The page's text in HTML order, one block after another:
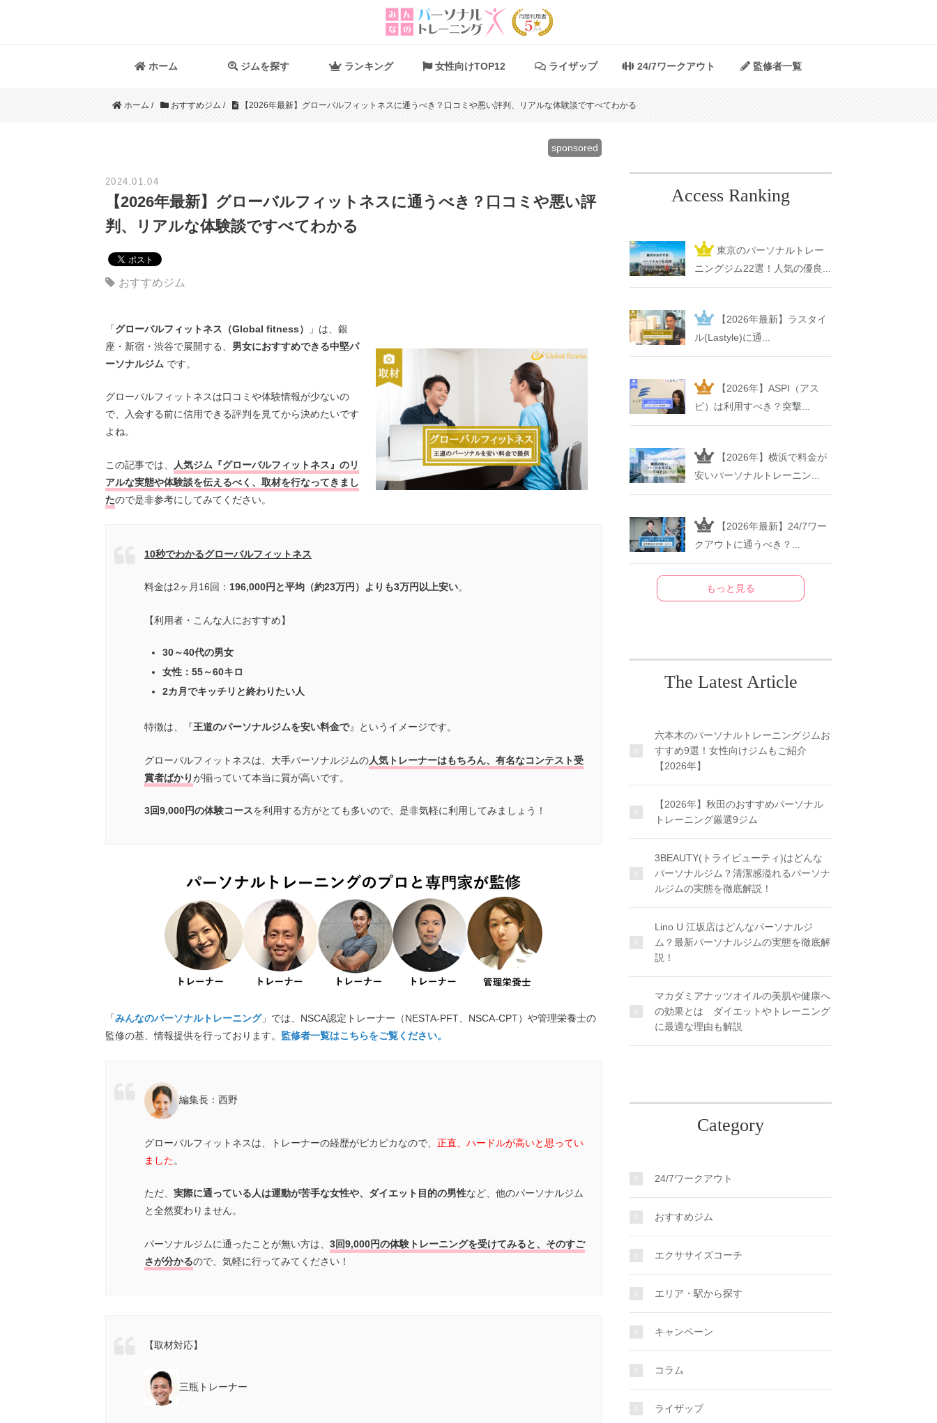
ホーム ジムを探す ランキング 女性向けTOP12 ライザップ 24/7ワークアウト 監修者一覧
ホーム / おすすめジム / 【2026年最新】グローバルフィットネスに通うべき？口コミや悪い評判、リアルな体験談ですべてわかる
sponsored
2024.01.04
【2026年最新】グローバルフィットネスに通うべき？口コミや悪い評
判、リアルな体験談ですべてわかる
おすすめジム
「グローバルフィットネス（Global fitness）
」は、銀
座・新宿・渋谷で展開する、 男女におすすめできる中堅パ
ーソナルジム です。
グローバルフィットネスは口コミや体験情報が少ないの
で、入会する前に信用できる評判を見てから決めたいです
よね。
この記事では、
人気ジム『グローバルフィットネス』のリ
アルな実態や体験談を伝えるべく、取材を行なってきまし
たので是非参考にしてみてください。
10秒でわかるグローバルフィットネス
料金は2ヶ月16回： 196,000円と平均（約23万円）よりも3万円以上安い。
【利用者・こんな人におすすめ】
30～40代の男女
女性：55～60キロ
2カ月でキッチリと終わりたい人
特徴は、『王道のパーソナルジムを安い料金で』というイメージです。
グローバルフィットネスは、大手パーソナルジムの人気トレーナーはもちろん、有名なコンテスト受
賞者ばかりが揃っていて本当に質が高いです。
3回9,000円の体験コースを利用する方がとても多いので、是非気軽に利用してみましょう！
「みんなのパーソナルトレーニング」では、NSCA認定トレーナー（NESTA-PFT、NSCA-CPT）や管理栄養士の
監修の基、情報提供を行っております。 監修者一覧はこちらをご覧ください。
編集長：西野
グローバルフィットネスは、トレーナーの経歴がピカピカなので、 正直、ハードルが高いと思ってい
ました。
ただ、 実際に通っている人は運動が苦手な女性や、ダイエット目的の男性など、他のパーソナルジム
と全然変わりません。
パーソナルジムに通ったことが無い方は、 3回9,000円の体験トレーニングを受けてみると、そのすご
さが分かるので、気軽に行ってみてください！
【取材対応】
三瓶トレーナー
Access Ranking
東京のパーソナルトレー
ニングジム22選！人気の優良...
【2026年最新】ラスタイ
ル(Lastyle)に通...
【2026年】ASPI（アス
ピ）は利用すべき？突撃...
【2026年】横浜で料金が
安いパーソナルトレーニン...
【2026年最新】24/7ワー
クアウトに通うべき？...
もっと見る
The Latest Article
六本木のパーソナルトレーニングジムお
すすめ9選！女性向けジムもご紹介
【2026年】
【2026年】秋田のおすすめパーソナル
トレーニング厳選9ジム
3BEAUTY(トライビューティ)はどんな
パーソナルジム？清潔感溢れるパーソナ
ルジムの実態を徹底解説！
Lino U 江坂店はどんなパーソナルジ
ム？最新パーソナルジムの実態を徹底解
説！
マカダミアナッツオイルの美肌や健康へ
の効果とは ダイエットやトレーニング
に最適な理由も解説
Category
24/7ワークアウト
おすすめジム
エクササイズコーチ
エリア・駅から探す
キャンペーン
コラム
ライザップ